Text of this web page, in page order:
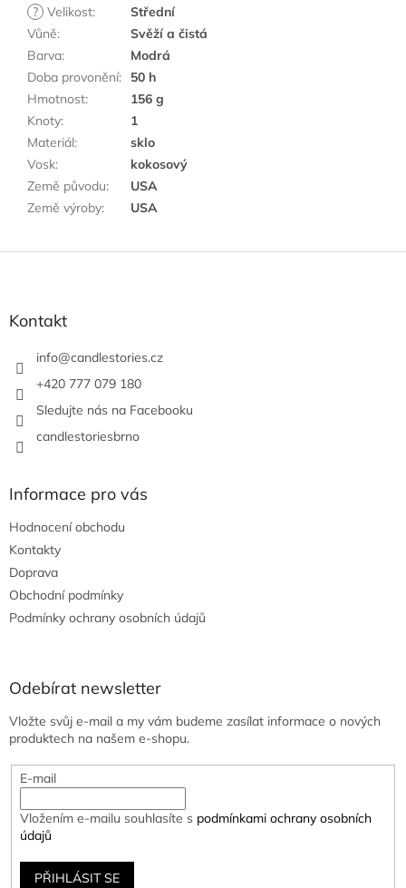
? Velikost:
Střední
Vůně:
Svěží a čistá
Barva:
Modrá
Doba provonění:
50 h
Hmotnost:
156 g
Knoty:
1
Materiál:
sklo
Vosk:
kokosový
Země původu:
USA
Země výroby: USA
Kontakt
info@candlestories.cz
+420 777 079 180
Sledujte nás na Facebooku
candlestoriesbrno
Informace pro vás
Hodnocení obchodu
Kontakty
Doprava
Obchodní podmínky
Podmínky ochrany osobních údajů
Odebírat newsletter
Vložte svůj e-mail a my vám budeme zasílat informace o nových
produktech na našem e-shopu.
E-mail
Vložením e-mailu souhlasíte s podmínkami ochrany osobních
údajů
PŘIHLÁSIT SE